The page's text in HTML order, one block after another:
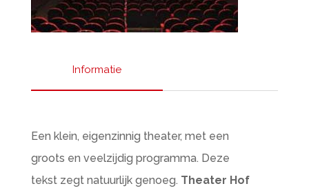
Informatie
Een klein, eigenzinnig theater, met een
groots en veelzijdig programma. Deze
tekst zegt natuurlijk genoeg. Theater Hof